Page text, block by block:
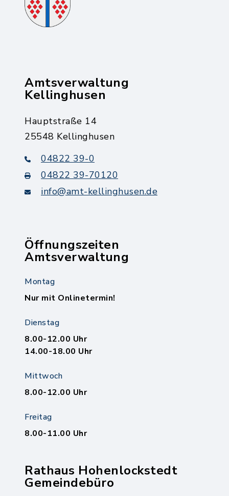
Amtsverwaltung
Kellinghusen
Hauptstraße 14
25548 Kellinghusen
04822 39-0
04822 39-70120
info@amt-kellinghusen.de
Öffnungszeiten
Amtsverwaltung
Montag
Nur mit Onlinetermin!
Dienstag
8.00-12.00 Uhr
14.00-18.00 Uhr
Mittwoch
8.00-12.00 Uhr
Freitag
8.00-11.00 Uhr
Rathaus Hohenlockstedt
Gemeindebüro